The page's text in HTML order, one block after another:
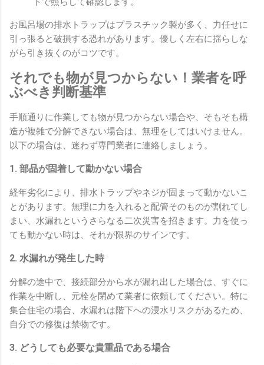
お風呂場の排水トラップはプラスチック製が多く、力任せに
引っ張ると破損する恐れがあります。優しく左右に揺らしな
がら引き抜くのがコツです。
それでも物が見つからない！業者を呼
ぶべき判断基準
手順通りに作業しても物が見つからない場合や、そもそも構
造が複雑で分解できない場合は、無理をしてはいけません。
以下の場合は、迷わず専門業者に連絡しましょう。
1. 部品が固着して動かない場合
経年劣化により、排水トラップやネジが固まって動かないこ
とがあります。無理に力を入れると配管そのものが割れてし
まい、水漏れというさらなる二次災害を招きます。力を使っ
ても動かない時は、それが限界のサインです。
2. 水漏れが発生した時
分解の途中で、接続部分から水が漏れ出した場合は、すぐに
作業を中断し、元栓を閉めて業者に依頼してください。特に
集合住宅の場合、水漏れは階下への浸水リスクがあるため、
自分での修復は禁物です。
3. どうしても必要な貴重品である場合